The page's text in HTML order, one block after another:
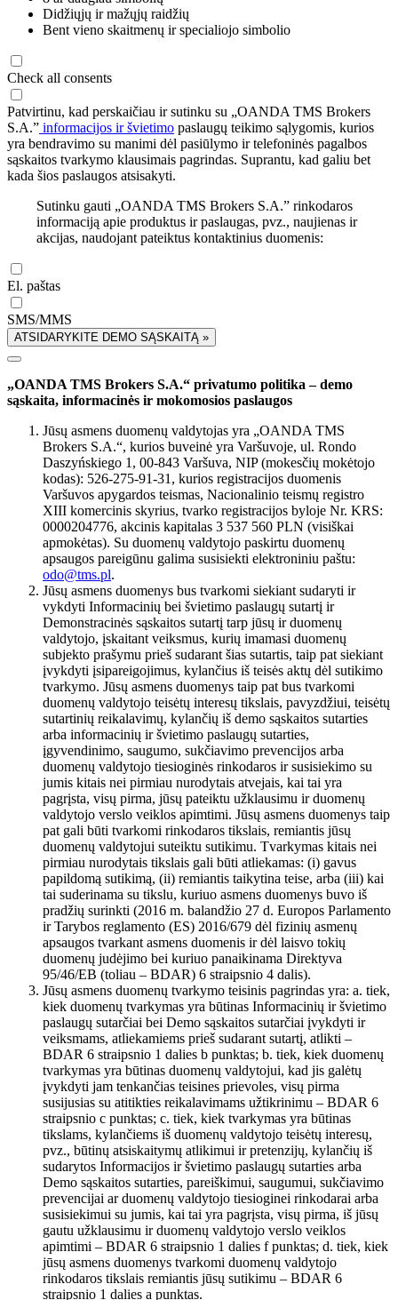
Didžiųjų ir mažųjų raidžių
Bent vieno skaitmenų ir specialiojo simbolio
Check all consents
Patvirtinu, kad perskaičiau ir sutinku su „OANDA TMS Brokers
S.A.” informacijos ir švietimo paslaugų teikimo sąlygomis, kurios
yra bendravimo su manimi dėl pasiūlymo ir telefoninės pagalbos
sąskaitos tvarkymo klausimais pagrindas. Suprantu, kad galiu bet
kada šios paslaugos atsisakyti.
Sutinku gauti „OANDA TMS Brokers S.A.” rinkodaros
informaciją apie produktus ir paslaugas, pvz., naujienas ir
akcijas, naudojant pateiktus kontaktinius duomenis:
El. paštas
SMS/MMS
ATSIDARYKITE DEMO SĄSKAITĄ »
„OANDA TMS Brokers S.A.“ privatumo politika – demo
sąskaita, informacinės ir mokomosios paslaugos
Jūsų asmens duomenų valdytojas yra „OANDA TMS
Brokers S.A.“, kurios buveinė yra Varšuvoje, ul. Rondo
Daszyńskiego 1, 00-843 Varšuva, NIP (mokesčių mokėtojo
kodas): 526-275-91-31, kurios registracijos duomenis
Varšuvos apygardos teismas, Nacionalinio teismų registro
XIII komercinis skyrius, tvarko registracijos byloje Nr. KRS:
0000204776, akcinis kapitalas 3 537 560 PLN (visiškai
apmokėtas). Su duomenų valdytojo paskirtu duomenų
apsaugos pareigūnu galima susisiekti elektroniniu paštu:
odo@tms.pl.
Jūsų asmens duomenys bus tvarkomi siekiant sudaryti ir
vykdyti Informacinių bei švietimo paslaugų sutartį ir
Demonstracinės sąskaitos sutartį tarp jūsų ir duomenų
valdytojo, įskaitant veiksmus, kurių imamasi duomenų
subjekto prašymu prieš sudarant šias sutartis, taip pat siekiant
įvykdyti įsipareigojimus, kylančius iš teisės aktų dėl sutikimo
tvarkymo. Jūsų asmens duomenys taip pat bus tvarkomi
duomenų valdytojo teisėtų interesų tikslais, pavyzdžiui, teisėtų
sutartinių reikalavimų, kylančių iš demo sąskaitos sutarties
arba informacinių ir švietimo paslaugų sutarties,
įgyvendinimo, saugumo, sukčiavimo prevencijos arba
duomenų valdytojo tiesioginės rinkodaros ir susisiekimo su
jumis kitais nei pirmiau nurodytais atvejais, kai tai yra
pagrįsta, visų pirma, jūsų pateiktu užklausimu ir duomenų
valdytojo verslo veiklos apimtimi. Jūsų asmens duomenys taip
pat gali būti tvarkomi rinkodaros tikslais, remiantis jūsų
duomenų valdytojui suteiktu sutikimu. Tvarkymas kitais nei
pirmiau nurodytais tikslais gali būti atliekamas: (i) gavus
papildomą sutikimą, (ii) remiantis taikytina teise, arba (iii) kai
tai suderinama su tikslu, kuriuo asmens duomenys buvo iš
pradžių surinkti (2016 m. balandžio 27 d. Europos Parlamento
ir Tarybos reglamento (ES) 2016/679 dėl fizinių asmenų
apsaugos tvarkant asmens duomenis ir dėl laisvo tokių
duomenų judėjimo bei kuriuo panaikinama Direktyva
95/46/EB (toliau – BDAR) 6 straipsnio 4 dalis).
Jūsų asmens duomenų tvarkymo teisinis pagrindas yra: a. tiek,
kiek duomenų tvarkymas yra būtinas Informacinių ir švietimo
paslaugų sutarčiai bei Demo sąskaitos sutarčiai įvykdyti ir
veiksmams, atliekamiems prieš sudarant sutartį, atlikti –
BDAR 6 straipsnio 1 dalies b punktas; b. tiek, kiek duomenų
tvarkymas yra būtinas duomenų valdytojui, kad jis galėtų
įvykdyti jam tenkančias teisines prievoles, visų pirma
susijusias su atitikties reikalavimams užtikrinimu – BDAR 6
straipsnio c punktas; c. tiek, kiek tvarkymas yra būtinas
tikslams, kylančiems iš duomenų valdytojo teisėtų interesų,
pvz., būtinų atsiskaitymų atlikimui ir pretenzijų, kylančių iš
sudarytos Informacijos ir švietimo paslaugų sutarties arba
Demo sąskaitos sutarties, pareiškimui, saugumui, sukčiavimo
prevencijai ar duomenų valdytojo tiesioginei rinkodarai arba
susisiekimui su jumis, kai tai yra pagrįsta, visų pirma, iš jūsų
gautu užklausimu ir duomenų valdytojo verslo veiklos
apimtimi – BDAR 6 straipsnio 1 dalies f punktas; d. tiek, kiek
jūsų asmens duomenys tvarkomi duomenų valdytojo
rinkodaros tikslais remiantis jūsų sutikimu – BDAR 6
straipsnio 1 dalies a punktas.